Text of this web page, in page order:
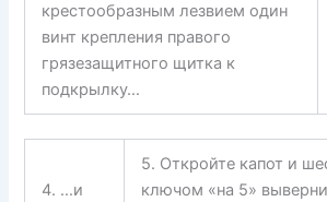
крестообразным лезвием один
винт крепления правого
грязезащитного щитка к
подкрылку…
4. …и
5. Откройте капот и
ключом «на 5»